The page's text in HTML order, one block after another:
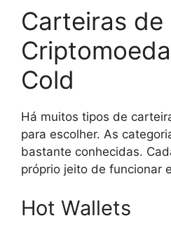
Carteiras de
Cold
Há muitos tipos de
para escolher. As
bastante conhecidas.
próprio jeito de funcionar
Hot Wallets